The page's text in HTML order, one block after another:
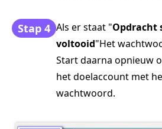
Stap 4 Als er staat "Opdracht
voltooid"Het
Start daarna opnieuw
het doelaccount met
wachtwoord.